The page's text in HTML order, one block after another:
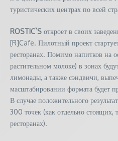
туристических центрах по всей
ROSTIC`S откроет в своих
[R]Cafe. Пилотный проект
ресторанах. Помимо напитков на
растительном молоке) в зонах
лимонады, а также сэндвичи,
масштабировании формата будет
В случае положительного
300 точек (как отдельно
ресторанах).